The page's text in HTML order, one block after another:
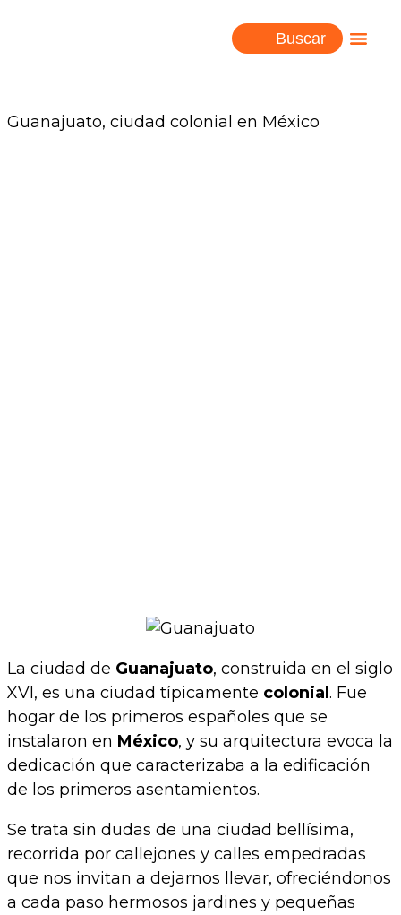
Buscar
Guanajuato, ciudad colonial en México
La ciudad de Guanajuato, construida en el siglo
XVI, es una ciudad típicamente colonial . Fue
hogar de los primeros españoles que se
instalaron en México, y su arquitectura evoca la
dedicación que caracterizaba a la edificación
de los primeros asentamientos.
Se trata sin dudas de una ciudad bellísima,
recorrida por callejones y calles empedradas
que nos invitan a dejarnos llevar, ofreciéndonos
a cada paso hermosos jardines y pequeñas